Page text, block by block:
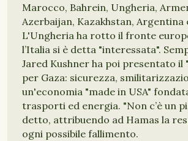
Marocco, Bahrein, Ungheria,
Azerbaijan, Kazakhstan, Argentina
L'Ungheria ha rotto il fronte
l’Italia si è detta "interessata".
Jared Kushner ha poi presentato il
per Gaza: sicurezza,
un'economia "made in USA"
trasporti ed energia. "Non c’è un
detto, attribuendo ad Hamas la
ogni possibile fallimento.